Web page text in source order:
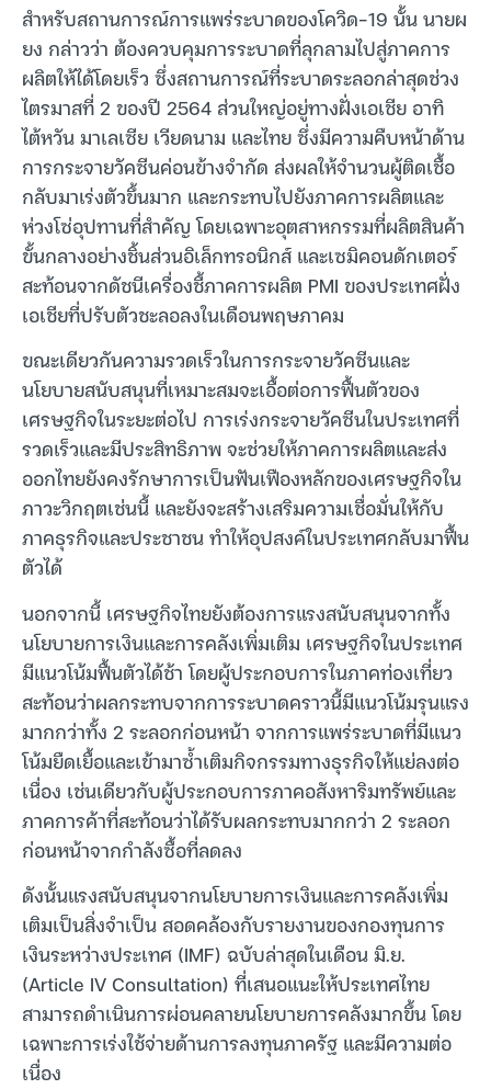
สำหรับสถานการณ์การแพร่ระบาดของโควิด-19 นั้น นายผ
ยง กล่าวว่า ต้องควบคุมการระบาดที่ลุกลามไปสู่ภาคการ
ผลิตให้ได้โดยเร็ว ซึ่งสถานการณ์ที่ระบาดระลอกล่าสุดช่วง
ไตรมาสที่ 2 ของปี 2564 ส่วนใหญ่อยู่ทางฝั่งเอเชีย อาทิ
ไต้หวัน มาเลเซีย เวียดนาม และไทย ซึ่งมีความคืบหน้าด้าน
การกระจายวัคซีนค่อนข้างจำกัด ส่งผลให้จำนวนผู้ติดเชื้อ
กลับมาเร่งตัวขึ้นมาก และกระทบไปยังภาคการผลิตและ
ห่วงโซ่อุปทานที่สำคัญ โดยเฉพาะอุตสาหกรรมที่ผลิตสินค้า
ขั้นกลางอย่างชิ้นส่วนอิเล็กทรอนิกส์ และเซมิคอนดักเตอร์
สะท้อนจากดัชนีเครื่องชี้ภาคการผลิต PMI ของประเทศฝั่ง
เอเชียที่ปรับตัวชะลอลงในเดือนพฤษภาคม
ขณะเดียวกันความรวดเร็วในการกระจายวัคซีนและ
นโยบายสนับสนุนที่เหมาะสมจะเอื้อต่อการฟื้นตัวของ
เศรษฐกิจในระยะต่อไป การเร่งกระจายวัคซีนในประเทศที่
รวดเร็วและมีประสิทธิภาพ จะช่วยให้ภาคการผลิตและส่ง
ออกไทยยังคงรักษาการเป็นฟันเฟืองหลักของเศรษฐกิจใน
ภาวะวิกฤตเช่นนี้ และยังจะสร้างเสริมความเชื่อมั่นให้กับ
ภาคธุรกิจและประชาชน ทำให้อุปสงค์ในประเทศกลับมาฟื้น
ตัวได้
นอกจากนี้ เศรษฐกิจไทยยังต้องการแรงสนับสนุนจากทั้ง
นโยบายการเงินและการคลังเพิ่มเติม เศรษฐกิจในประเทศ
มีแนวโน้มฟื้นตัวได้ช้า โดยผู้ประกอบการในภาคท่องเที่ยว
สะท้อนว่าผลกระทบจากการระบาดคราวนี้มีแนวโน้มรุนแรง
มากกว่าทั้ง 2 ระลอกก่อนหน้า จากการแพร่ระบาดที่มีแนว
โน้มยืดเยื้อและเข้ามาซ้ำเติมกิจกรรมทางธุรกิจให้แย่ลงต่อ
เนื่อง เช่นเดียวกับผู้ประกอบการภาคอสังหาริมทรัพย์และ
ภาคการค้าที่สะท้อนว่าได้รับผลกระทบมากกว่า 2 ระลอก
ก่อนหน้าจากกำลังซื้อที่ลดลง
ดังนั้นแรงสนับสนุนจากนโยบายการเงินและการคลังเพิ่ม
เติมเป็นสิ่งจำเป็น สอดคล้องกับรายงานของกองทุนการ
เงินระหว่างประเทศ (IMF) ฉบับล่าสุดในเดือน มิ.ย.
(Article IV Consultation) ที่เสนอแนะให้ประเทศไทย
สามารถดำเนินการผ่อนคลายนโยบายการคลังมากขึ้น โดย
เฉพาะการเร่งใช้จ่ายด้านการลงทุนภาครัฐ และมีความต่อ
เนื่อง